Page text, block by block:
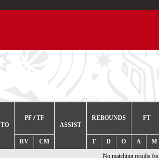
FT
REBOUNDS
ASSIST
PF / TF
TO
M
A
O
D
T
CM
RV
No matching results